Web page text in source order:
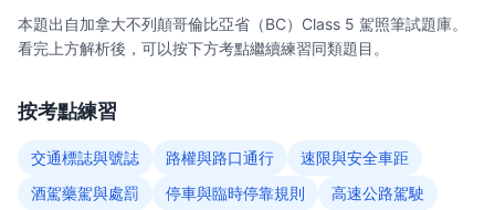
本題出自加拿大不列顛哥倫比亞省（BC）Class 5 駕照筆試題庫。
看完上方解析後，可以按下方考點繼續練習同類題目。
按考點練習
交通標誌與號誌 路權與路口通行
速限與安全車距
酒駕藥駕與處罰
停車與臨時停靠規則
高速公路駕駛